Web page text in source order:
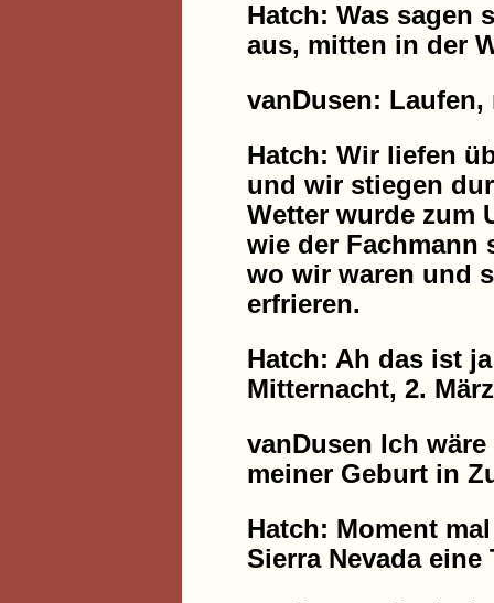
Hatch: Was sagen
aus, mitten in der
vanDusen:
Hatch: Wir liefen
und wir stiegen
Wetter wurde zum
wie der Fachmann
wo wir waren und
erfrieren.
Hatch: Ah das ist
Mitternacht, 2.
vanDusen Ich
meiner Geburt in
Hatch: Moment
Sierra Nevada eine